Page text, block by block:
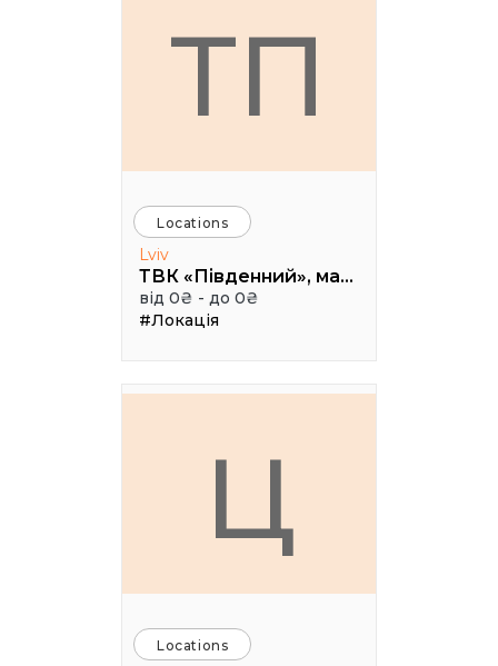
ТП
Locations
Lviv
ТВК «Південний», малий конференц зал
від 0₴ - до 0₴
#Локація
Ц
Locations